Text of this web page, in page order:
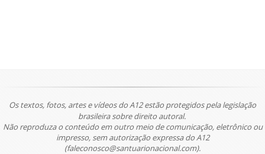
Os textos, fotos, artes e vídeos do A12 estão protegidos pela legislação
brasileira sobre direito autoral.
Não reproduza o conteúdo em outro meio de comunicação, eletrônico ou
impresso, sem autorização expressa do A12
(faleconosco@santuarionacional.com).